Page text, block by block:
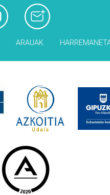
ARAUAK